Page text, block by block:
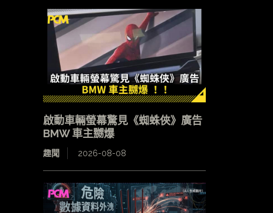
啟動車輛螢幕驚見《蜘蛛俠》廣告
BMW 車主嬲爆
趣聞 2026-08-08